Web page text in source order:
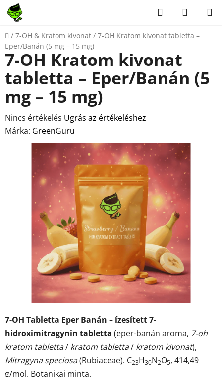
Ugrás
fő
tartalomhoz
KeresésKOSÁR
Kezdőlap
/ 7-OH & Kratom kivonat / 7-OH Kratom kivonat tabletta –
Eper/Banán (5 mg – 15 mg)
7-OH Tabletta Eper Banán – ízesített 7-
hidroximitragynin tabletta (eper-banán aroma, 7-oh
kratom tabletta/ kratom tabletta/ kratom kivonat),
Mitragyna speciosa(Rubiaceae). C23H30N2O5, 414,49
g/mol. Botanikai minta.
7-OH Kratom kivonat
tabletta – Eper/Banán (5
mg – 15 mg)
A
termék
átlagos
értékelése
Nincs értékelés Ugrás az értékeléshez
Márka: GreenGuru